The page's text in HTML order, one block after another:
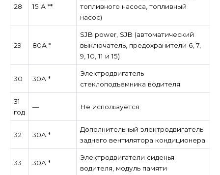
28 15 А **
топливного насоса, топливный
насос)
29 80А *
SJB power, SJB (автоматический
выключатель, предохранители 6, 7,
9, 10, 11 и 15)
30 30А *
Электродвигатель
стеклоподъемника водителя
31
год
— Не используется
32 30А *
Дополнительный электродвигатель
заднего вентилятора кондиционера
33 30А *
Электродвигатели сиденья
водителя, модуль памяти